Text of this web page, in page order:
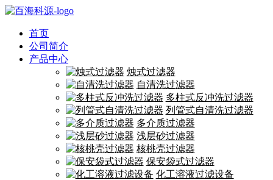
首页
公司简介
产品中心
烛式过滤器
自清洗过滤器
多柱式反冲洗过滤器
列管式自清洗过滤器
多介质过滤器
浅层砂过滤器
核桃壳过滤器
保安袋式过滤器
化工溶液过滤设备